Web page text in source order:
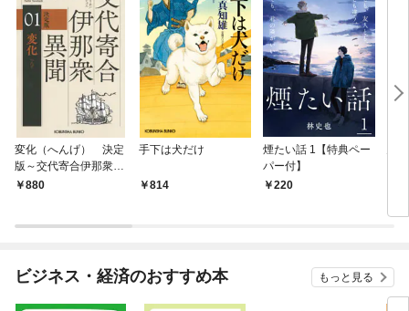
変化（へんげ） 決定
版～交代寄合伊那衆異
聞（1）～
880
手下は犬だけ
814
煙たい話 1【特典ペー
パー付】
220
ビジネス・経済のおすすめ本 もっと見る